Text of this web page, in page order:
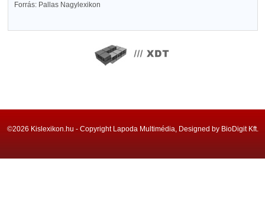
Forrás: Pallas Nagylexikon
©2026 Kislexikon.hu - Copyright Lapoda Multimédia, Designed by BioDigit Kft.